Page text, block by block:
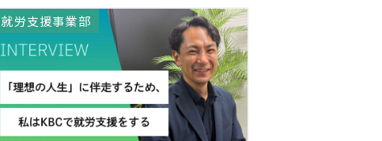
就労支援事業部